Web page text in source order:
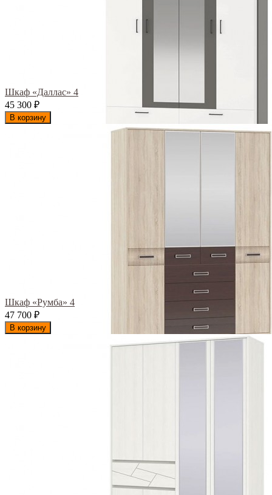
Шкаф «Даллас» 4
45 300 ₽
В корзину
Шкаф «Румба» 4
47 700 ₽
В корзину